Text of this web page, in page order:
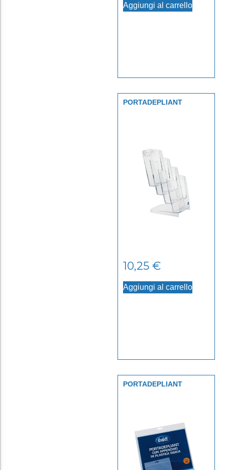
Aggiungi al carrello
PORTADEPLIANT
10,25 €
Aggiungi al carrello
PORTADEPLIANT